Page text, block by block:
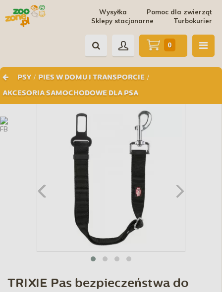
Pomoc dla zwierząt
Wysyłka
Turbokurier
Sklepy stacjonarne
PSY / PIES W DOMU I TRANSPORCIE /
AKCESORIA SAMOCHODOWE DLA PSA
0
TRIXIE Pas bezpieczeństwa do